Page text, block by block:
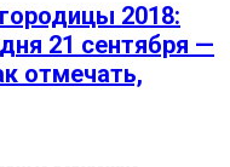
2018:
21 сентября —
отмечать,